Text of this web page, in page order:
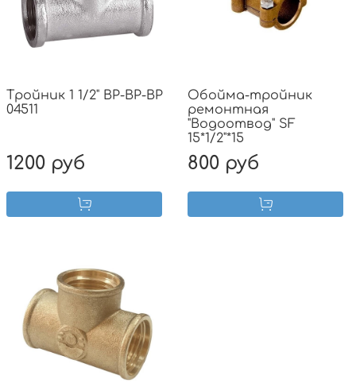
Тройник 1 1/2" ВР-ВР-ВР
04511
1200 руб
Обойма-тройник
ремонтная
"Водоотвод" SF
15*1/2"*15
800 руб